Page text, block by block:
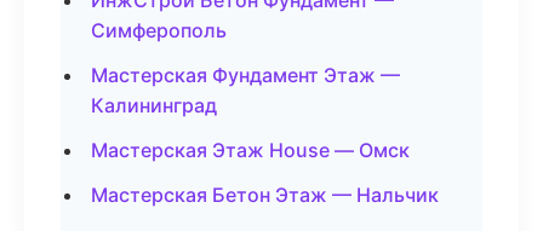
Симферополь
Мастерская Фундамент Этаж —
Калининград
Мастерская Этаж House — Омск
Мастерская Бетон Этаж — Нальчик